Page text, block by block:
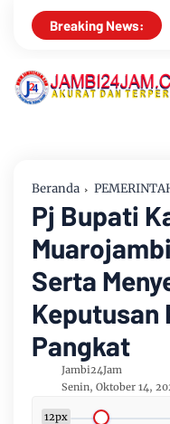
Breaking News:
2026, Unjuk
Beranda
Pj Bupati
Serta
Keputusan
Pangkat
Jambi24Jam
Senin, Oktober 14,
12px